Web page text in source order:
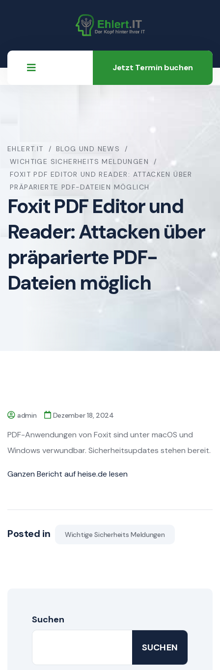
Jetzt Termin buchen
EHLERT.IT
BLOG UND NEWS
WICHTIGE SICHERHEITS MELDUNGEN
FOXIT PDF EDITOR UND READER: ATTACKEN ÜBER
PRÄPARIERTE PDF-DATEIEN MÖGLICH
Foxit PDF Editor und
Reader: Attacken über
präparierte PDF-
Dateien möglich
admin Dezember 18, 2024
PDF-Anwendungen von Foxit sind unter macOS und
Windows verwundbar. Sicherheitsupdates stehen bereit.
Ganzen Bericht auf heise.de lesen
Posted in Wichtige Sicherheits Meldungen
Suchen
SUCHEN